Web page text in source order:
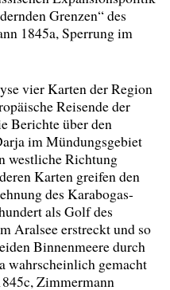
Grenzen“ des
1845a, Sperrung im
vier Karten der Region
Reisende der
Berichte über den
im Mündungsgebiet
westliche Richtung
Karten greifen den
des Karabogas-
als Golf des
Aralsee erstreckt und so
Binnenmeere durch
gemacht
Zimmermann